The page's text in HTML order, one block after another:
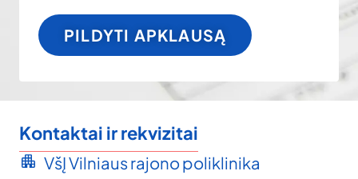
PILDYTI APKLAUSĄ
Kontaktai ir rekvizitai
VšĮ Vilniaus rajono poliklinika